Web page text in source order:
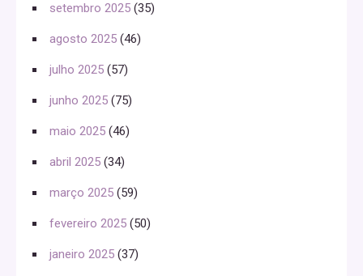
setembro 2025 (35)
agosto 2025 (46)
julho 2025 (57)
junho 2025 (75)
maio 2025 (46)
abril 2025 (34)
março 2025 (59)
fevereiro 2025 (50)
janeiro 2025 (37)